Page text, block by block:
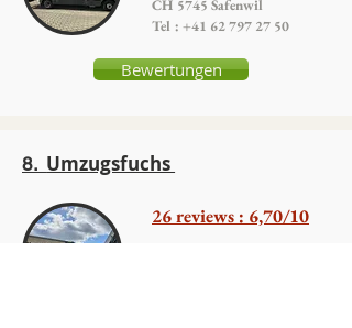
CH 5745 Safenwil
Tel : +41 62 797 27 50
Bewertungen
8. Umzugsfuchs
26 reviews : 6,70/10